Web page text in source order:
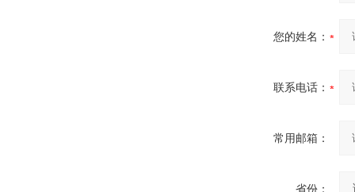
您的姓名：
联系电话：
常用邮箱：
省份：